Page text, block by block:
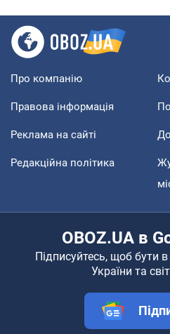
Про компанію
Правова інформація
Реклама на сайті
Редакційна політика
OBOZ.UA в
Підписуйтесь, щоб бути в
України та